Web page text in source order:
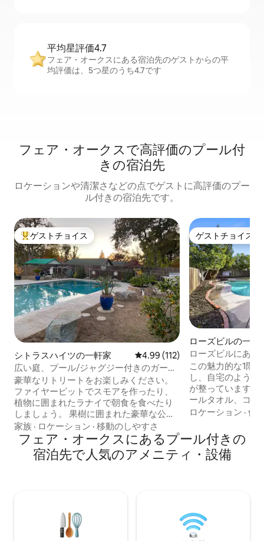
平均星評価4.7
フェア・オークスにある宿泊先のゲストからの平
均評価は、5つ星のうち4.7です
フェア・オークスで高評価のプール付
きの宿泊先
ロケーションや清潔さなどの点でゲストに高評価のプー
ル付きの宿泊先です。
大好評のゲストチョイスです。
ゲストチョイス
シトラスハイツの一軒家 レビュー112件、5つ星中4.99つ
4.99 (112)
広い庭、プール/ジャグジー付きのガーデ
ンコテージハウス！
豪華なリトリートをお楽しみください。
ファイヤーピットでスモアを作ったり、
植物に囲まれたラナイで朝食を食べたり
しましょう。 果樹に囲まれた豪華な公園
サイズのプールとスパのそばでくつろぎ
ましょう。 スパやプールの暖房は基本料
金に含まれていませんが、季節によって
異なります。 詳細については、ホストに
ーカーと特別なお茶をお楽しみくださ
い。 Sleep-Numberベッドを調整し、ジ
ェットバスでリラックスしましょう。
家族 · ロケーション · 移動のしやすさ
ゲストチョイス
ゲストチョイス
ローズビルの一軒
ローズビルにあ
付きの家
この魅力的な1階
し、自宅のよう
が整っています！ プレミアムリネン、プ
ールタオル、コー
Wi-Fiがご利用い
めるローズビル
素晴らしいロケ
プール（飛び込み
ルカムブックをお
ルは温水ではあり
ロケーション ·価
フェア・オークスにあるプール付きの
宿泊先で人気のアメニティ・設備